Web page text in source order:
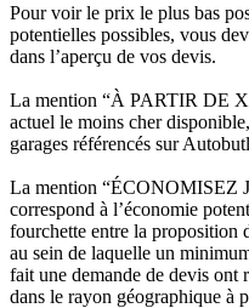
Pour voir le prix le plus bas
potentielles possibles, vous
dans l’aperçu de vos devis.
La mention “À PARTIR DE
actuel le moins cher
garages référencés sur
La mention “ÉCONOMISEZ
correspond à l’économie
fourchette entre la proposition
au sein de laquelle un
fait une demande de devis ont
dans le rayon géographique à